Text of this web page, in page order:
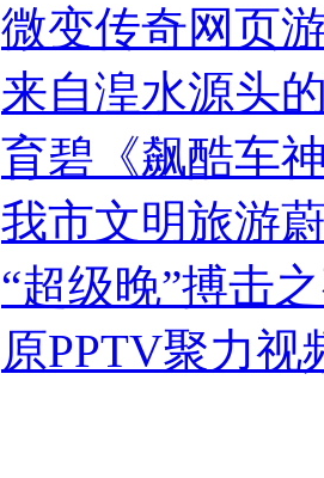
微变传奇网页
来自湟水源头
育碧《飙酷车
我市文明旅游
“超级晚”搏击
原PPTV聚力视